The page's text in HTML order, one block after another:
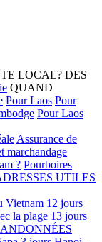
LOCAL? DES
QUAND
Pour Laos Pour
Pour Laos
Assurance de
marchandage
? Pourboires
UTILES
Vietnam 12 jours
la plage 13 jours